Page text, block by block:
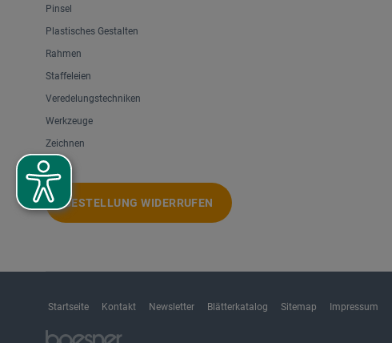
Pinsel
Plastisches Gestalten
Rahmen
Staffeleien
Veredelungstechniken
Werkzeuge
Zeichnen
BESTELLUNG WIDERRUFEN
Startseite Kontakt Newsletter Blätterkatalog Sitemap Impressum